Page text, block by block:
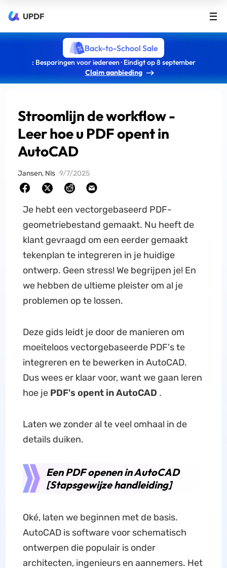
UPDF
Back-to-School Sale
: Besparingen voor iedereen · Eindigt op 8 september
Claim aanbieding
Stroomlijn de workflow -
Leer hoe u PDF opent in
AutoCAD
Jansen, Nls 9/7/2025
Je hebt een vectorgebaseerd PDF-
geometriebestand gemaakt. Nu heeft de
klant gevraagd om een eerder gemaakt
tekenplan te integreren in je huidige
ontwerp. Geen stress! We begrijpen je! En
we hebben de ultieme pleister om al je
problemen op te lossen.
Deze gids leidt je door de manieren om
moeiteloos vectorgebaseerde PDF's te
integreren en te bewerken in AutoCAD.
Dus wees er klaar voor, want we gaan leren
hoe je PDF's opent in AutoCAD .
Laten we zonder al te veel omhaal in de
details duiken.
Een PDF openen in AutoCAD
[Stapsgewijze handleiding]
Oké, laten we beginnen met de basis.
AutoCAD is software voor schematisch
ontwerpen die populair is onder
architecten, ingenieurs en aannemers. Het